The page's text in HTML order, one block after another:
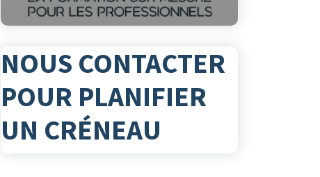
NOUS CONTACTER
POUR PLANIFIER
UN CRÉNEAU